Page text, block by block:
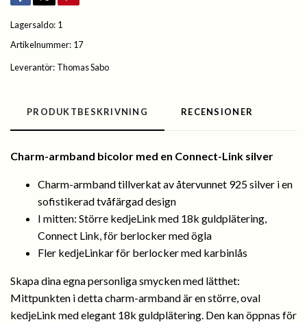
Lagersaldo: 1
Artikelnummer: 17
Leverantör: Thomas Sabo
PRODUKTBESKRIVNING RECENSIONER
Charm-armband bicolor med en Connect-Link silver
Charm-armband tillverkat av återvunnet 925 silver i en
sofistikerad tvåfärgad design
I mitten: Större kedjeLink med 18k guldplätering,
Connect Link, för berlocker med ögla
Fler kedjeLinkar för berlocker med karbinlås
Skapa dina egna personliga smycken med lätthet:
Mittpunkten i detta charm-armband är en större, oval
kedjeLink med elegant 18k guldplätering. Den kan öppnas för